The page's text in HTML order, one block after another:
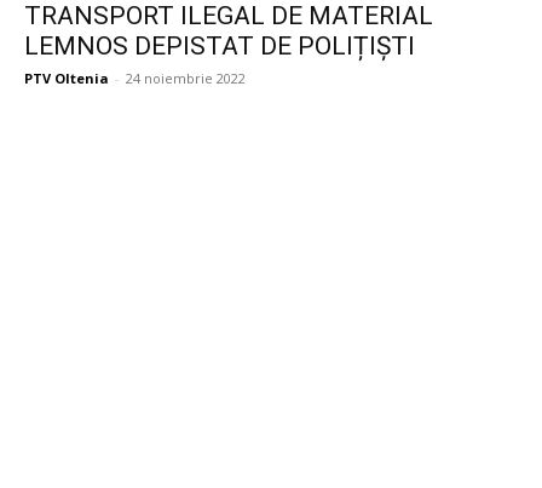
TRANSPORT ILEGAL DE MATERIAL
LEMNOS DEPISTAT DE POLIȚIȘTI
PTV Oltenia - 24 noiembrie 2022